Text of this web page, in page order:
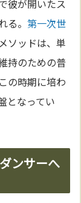
彼が開いたス
る。第一次世
ソッドは、単
持のための普
の時期に培わ
となってい
ンサーへ